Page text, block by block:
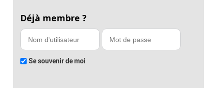
Déjà membre ?
Se souvenir de moi